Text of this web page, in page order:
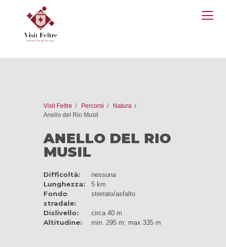
Visit Feltre Percorsi
Natura
Anello del Rio Musil
ANELLO DEL RIO
MUSIL
Difficoltà: nessuna
Lunghezza: 5 km
Fondo
stradale:
sterrato/asfalto
Dislivello: circa 40 m
Altitudine: min. 295 m; max 335 m